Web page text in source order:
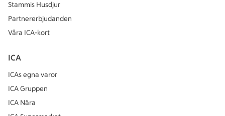
Stammis Husdjur
Partnererbjudanden
Våra ICA-kort
ICA
ICAs egna varor
ICA Gruppen
ICA Nära